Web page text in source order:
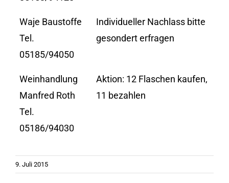
Waje Baustoffe
Tel.
05185/94050
Individueller Nachlass bitte
gesondert erfragen
Weinhandlung
Manfred Roth
Tel.
05186/94030
Aktion: 12 Flaschen kaufen,
11 bezahlen
9. Juli 2015